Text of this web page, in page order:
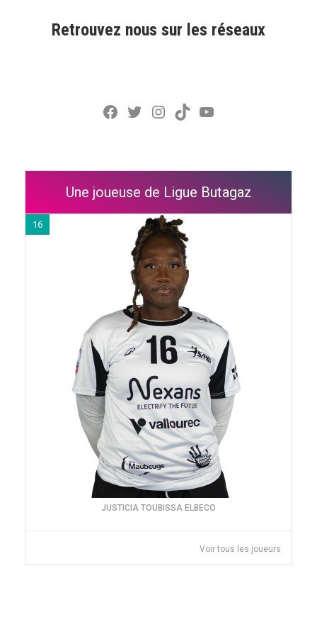
Retrouvez nous sur les réseaux
Facebook
Twitter
Instagram
TikTokYouTube
Une joueuse de Ligue Butagaz
16
JUSTICIA TOUBISSA ELBECO
Voir tous les joueurs